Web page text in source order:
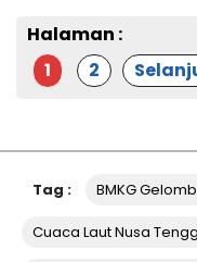
Halaman :
1
2
Tag : BMKG
Cuaca Laut Nusa